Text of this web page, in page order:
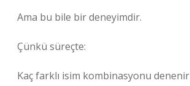
Ama bu bile bir deneyimdir.
Çünkü süreçte:
Kaç farklı isim kombinasyonu denenir